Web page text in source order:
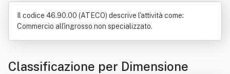
Il codice 46.90.00 (ATECO) descrive l'attività come:
Commercio all'ingrosso non specializzato.
Classificazione per Dimensione